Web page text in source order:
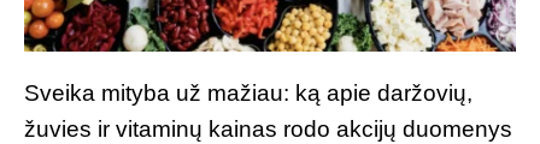
Sveika mityba už mažiau: ką apie daržovių,
žuvies ir vitaminų kainas rodo akcijų duomenys